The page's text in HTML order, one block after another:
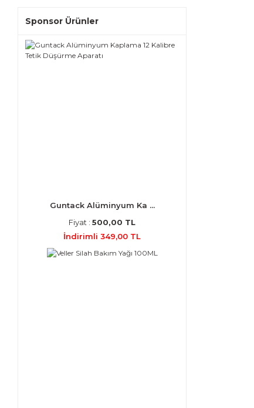
Sponsor Ürünler
Guntack Alüminyum Ka ...
Fiyat : 500,00 TL
İndirimli 349,00 TL